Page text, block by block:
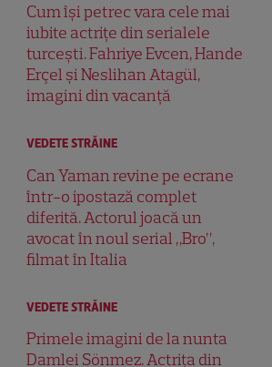
Cum își petrec vara cele mai
iubite actrițe din serialele
turcești. Fahriye Evcen, Hande
Erçel și Neslihan Atagül,
imagini din vacanță
VEDETE STRĂINE
Can Yaman revine pe ecrane
într-o ipostază complet
diferită. Actorul joacă un
avocat în noul serial „Bro”,
filmat în Italia
VEDETE STRĂINE
Primele imagini de la nunta
Damlei Sönmez. Actrița din